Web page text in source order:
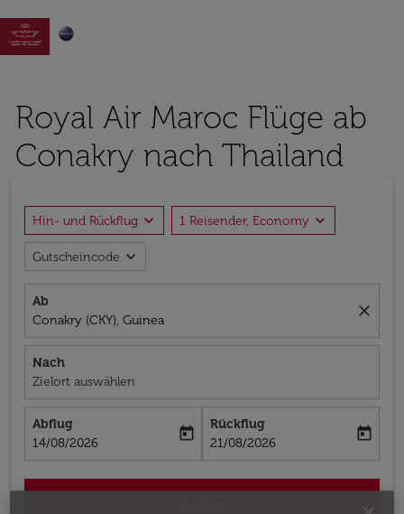

Royal Air Maroc Flüge ab
Conakry nach Thailand
Hin- und Rückflug expand_more 1 Reisender, Economy expand_more
Gutscheincode expand_more
Ab
Conakry (CKY), Guinea
close
Nach
Zielort auswählen
Abflug
fc-booking-departure-date-aria-label
14/08/2026
today
Rückflug
fc-booking-return-date-aria-label
21/08/2026
today